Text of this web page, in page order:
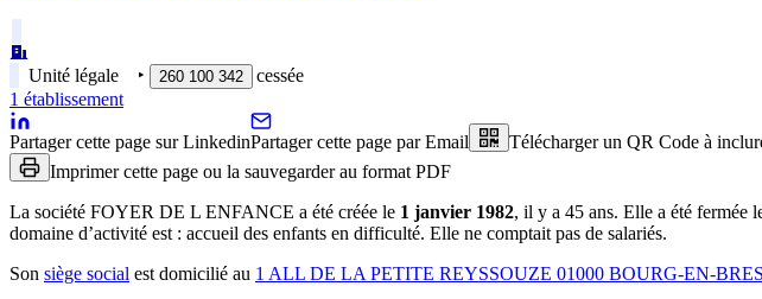
Unité légale ‣ 260 100 342
cessée
1 établissement
Partager cette page sur LinkedinPartager cette page par Email
Télécharger un QR Code à
Imprimer cette page ou la sauvegarder au format PDF
La société FOYER DE L ENFANCE a été créée le 1 janvier 1982, il y a 45 ans. Elle a été fermée
domaine d’activité est : accueil des enfants en difficulté. Elle ne comptait pas de salariés.
Son siège social est domicilié au 1 ALL DE LA PETITE REYSSOUZE 01000 BOURG-EN-